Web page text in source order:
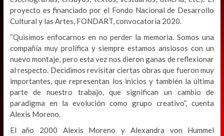
proyecto es financiado por el Fondo Nacional de Desarrollo
Cultural y las Artes, FONDART, convocatoria 2020.
“Quisimos enfocarnos en no perder la memoria. Somos una
compañía muy prolífica y siempre estamos ansiosos con un
nuevo montaje, pero esta vez nos dieron ganas de reflexionar
al respecto. Decidimos revisitar ciertas obras que fueron muy
importantes, que representan los inicios y también la última
parte de nuestro trabajo, que significan un cambio de
paradigma en la evolución como grupo creativo”, cuenta
Alexis Moreno.
El año 2000 Alexis Moreno y Alexandra von Hummel